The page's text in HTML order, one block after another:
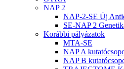
NAP 2
NAP-2-SE Új
SE-NAP 2
Korábbi pályázatok
MTA-SE
NAP A
NAP B